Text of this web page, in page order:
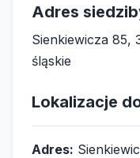
Adres
Sienkiewicza 85,
śląskie
Lokalizacje
Adres: